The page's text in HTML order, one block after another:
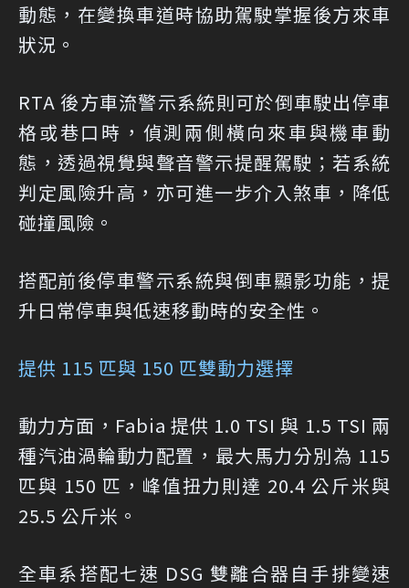
動態，在變換車道時協助駕駛掌握後方來車
狀況。
RTA 後方車流警示系統則可於倒車駛出停車
格或巷口時，偵測兩側橫向來車與機車動
態，透過視覺與聲音警示提醒駕駛；若系統
判定風險升高，亦可進一步介入煞車，降低
碰撞風險。
搭配前後停車警示系統與倒車顯影功能，提
升日常停車與低速移動時的安全性。
提供 115 匹與 150 匹雙動力選擇
動力方面，Fabia 提供 1.0 TSI 與 1.5 TSI 兩
種汽油渦輪動力配置，最大馬力分別為 115
匹與 150 匹，峰值扭力則達 20.4 公斤米與
25.5 公斤米。
全車系搭配七速 DSG 雙離合器自手排變速